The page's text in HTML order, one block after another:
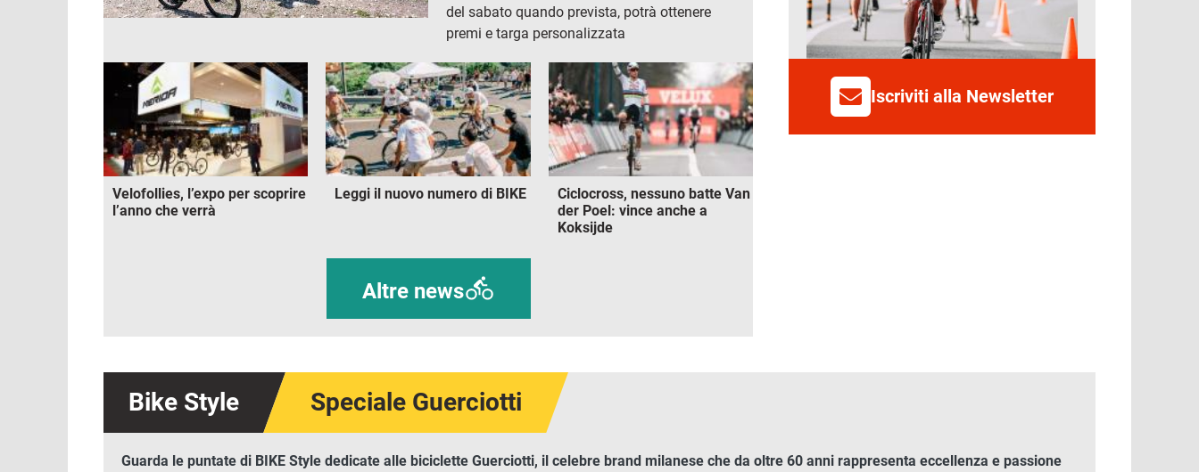
del sabato quando prevista, potrà ottenere
premi e targa personalizzata
Immagine
Velofollies, l’expo per scoprire
l’anno che verrà
Immagine
Leggi il nuovo numero di BIKE
Immagine
Ciclocross, nessuno batte Van
der Poel: vince anche a
Koksijde
Altre news
Iscriviti alla Newsletter
Bike Style Speciale Guerciotti
Guarda le puntate di BIKE Style dedicate alle biciclette Guerciotti, il celebre brand milanese che da oltre 60 anni rappresenta eccellenza e passione
Full carbon, top di gamma a prezzo
competitivo
Leggerissima, reattiva, senza